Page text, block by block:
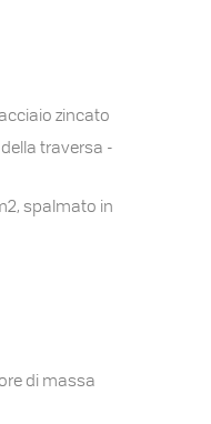
zincato
traversa -
spalmato in
di massa